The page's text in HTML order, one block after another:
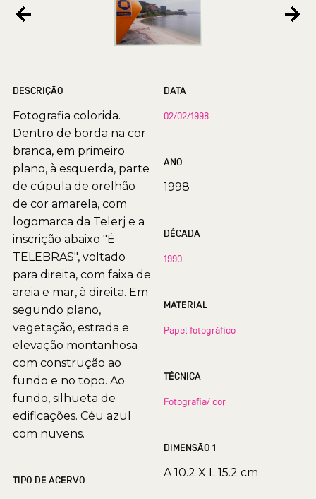
DESCRIÇÃO
Fotografia colorida.
Dentro de borda na cor
branca, em primeiro
plano, à esquerda, parte
de cúpula de orelhão
de cor amarela, com
logomarca da Telerj e a
inscrição abaixo "É
TELEBRAS", voltado
para direita, com faixa de
areia e mar, à direita. Em
segundo plano,
vegetação, estrada e
elevação montanhosa
com construção ao
fundo e no topo. Ao
fundo, silhueta de
edificações. Céu azul
com nuvens.
TIPO DE ACERVO
DATA
02/02/1998
ANO
1998
DÉCADA
1990
MATERIAL
Papel fotográfico
TÉCNICA
Fotografia/ cor
DIMENSÃO 1
A 10.2 X L 15.2 cm